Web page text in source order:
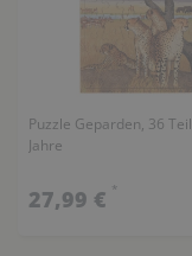
Puzzle Geparden, 36
Jahre
27,99 € *